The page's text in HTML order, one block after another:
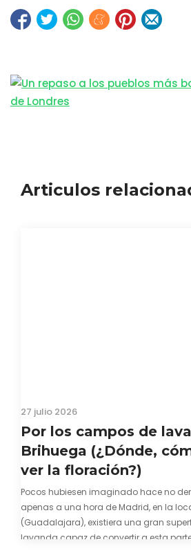
Articulos
27 julio 2026
Por los campos de
Brihuega (¿Dónde,
ver la floración?)
Pocos hubiesen imaginado hace no
apenas a una hora de Madrid, en la
(Guadalajara), existiera una gran
lavanda capaz de convertir a esta